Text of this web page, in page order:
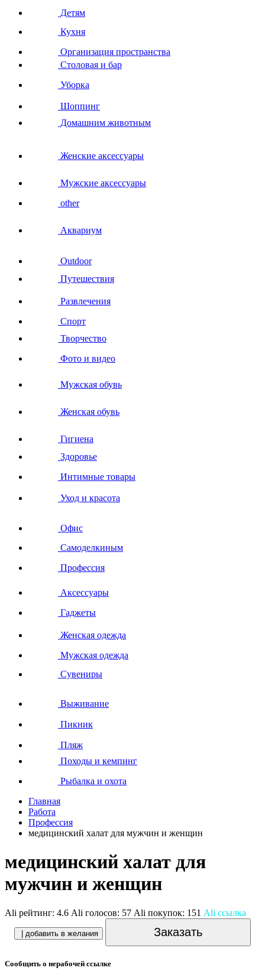
Детям
Кухня
Организация пространства
Столовая и бар
Уборка
Шоппинг
Домашним животным
Женские аксессуары
Мужские аксессуары
other
Аквариум
Outdoor
Путешествия
Развлечения
Спорт
Творчество
Фото и видео
Мужская обувь
Женская обувь
Гигиена
Здоровье
Интимные товары
Уход и красота
Офис
Самоделкиным
Профессия
Аксессуары
Гаджеты
Женская одежда
Мужская одежда
Сувениры
Выживание
Пикник
Пляж
Походы и кемпинг
Рыбалка и охота
Главная
Работа
Профессия
медицинский халат для мужчин и женщин
медицинский халат для
мужчин и женщин
Ali рейтинг: 4.6 Ali голосов: 57 Ali покупок: 151 Ali ссылка
| добавить в желания Заказать
Сообщить о нерабочей ссылке